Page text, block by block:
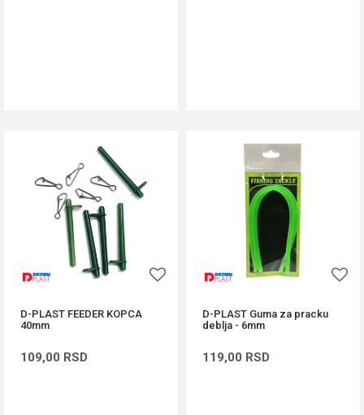
D-PLAST FEEDER KOPCA
40mm
109,00 RSD
D-PLAST Guma za pracku
deblja - 6mm
119,00 RSD